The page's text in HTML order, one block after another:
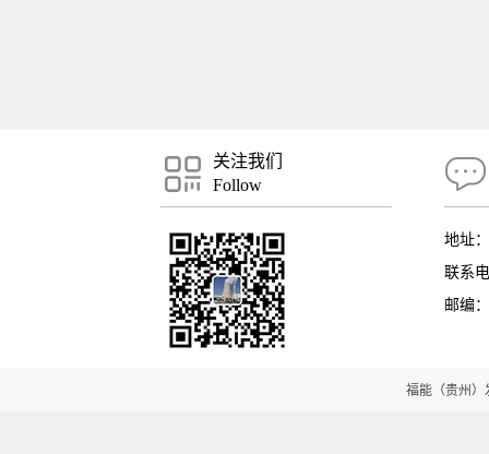
关注我们
Follow
地址
联系
邮编
福能（贵州）